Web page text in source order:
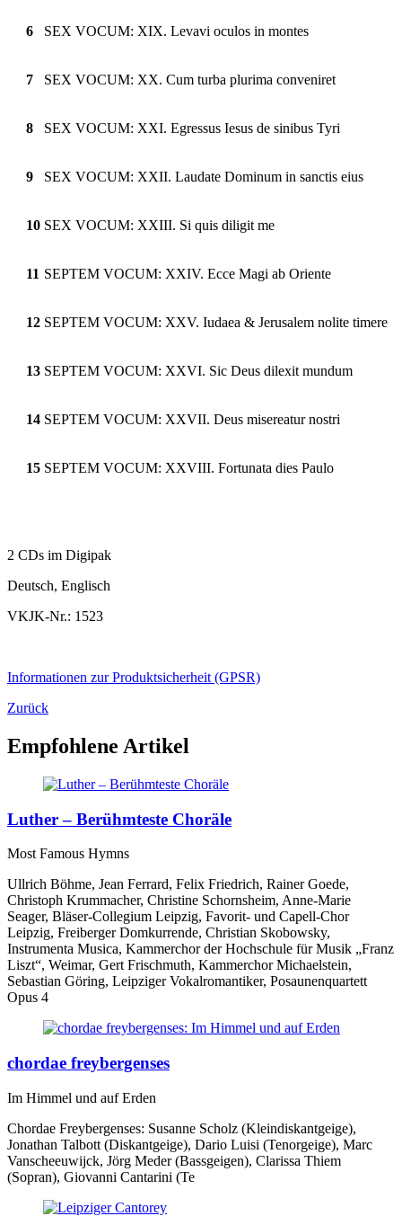
6 SEX VOCUM: XIX. Levavi oculos in montes
7 SEX VOCUM: XX. Cum turba plurima conveniret
8 SEX VOCUM: XXI. Egressus Iesus de sinibus Tyri
9 SEX VOCUM: XXII. Laudate Dominum in sanctis eius
10 SEX VOCUM: XXIII. Si quis diligit me
11 SEPTEM VOCUM: XXIV. Ecce Magi ab Oriente
12 SEPTEM VOCUM: XXV. Iudaea & Jerusalem nolite timere
13 SEPTEM VOCUM: XXVI. Sic Deus dilexit mundum
14 SEPTEM VOCUM: XXVII. Deus misereatur nostri
15 SEPTEM VOCUM: XXVIII. Fortunata dies Paulo
2 CDs im Digipak
Deutsch, Englisch
VKJK-Nr.: 1523
Informationen zur Produktsicherheit (GPSR)
Zurück
Empfohlene Artikel
Luther – Berühmteste Choräle
Most Famous Hymns
Ullrich Böhme, Jean Ferrard, Felix Friedrich, Rainer Goede,
Christoph Krummacher, Christine Schornsheim, Anne-Marie
Seager, Bläser-Collegium Leipzig, Favorit- und Capell-Chor
Leipzig, Freiberger Domkurrende, Christian Skobowsky,
Instrumenta Musica, Kammerchor der Hochschule für Musik „Franz
Liszt“, Weimar, Gert Frischmuth, Kammerchor Michaelstein,
Sebastian Göring, Leipziger Vokalromantiker, Posaunenquartett
Opus 4
chordae freybergenses
Im Himmel und auf Erden
Chordae Freybergenses: Susanne Scholz (Kleindiskantgeige),
Jonathan Talbott (Diskantgeige), Dario Luisi (Tenorgeige), Marc
Vanscheeuwijck, Jörg Meder (Bassgeigen), Clarissa Thiem
(Sopran), Giovanni Cantarini (Te